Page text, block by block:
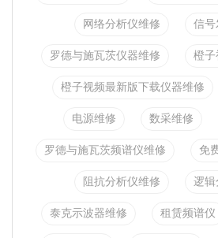
网络分析仪维修 信号
罗德与施瓦茨仪器维修 橙子
橙子视频最新版下载仪器维修
电源维修 数采维修
罗德与施瓦茨频谱仪维修 免
阻抗分析仪维修 逻辑
泰克示波器维修 租赁频谱仪